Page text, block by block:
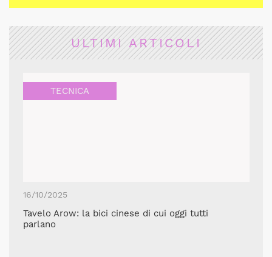
ULTIMI ARTICOLI
TECNICA
16/10/2025
Tavelo Arow: la bici cinese di cui oggi tutti
parlano